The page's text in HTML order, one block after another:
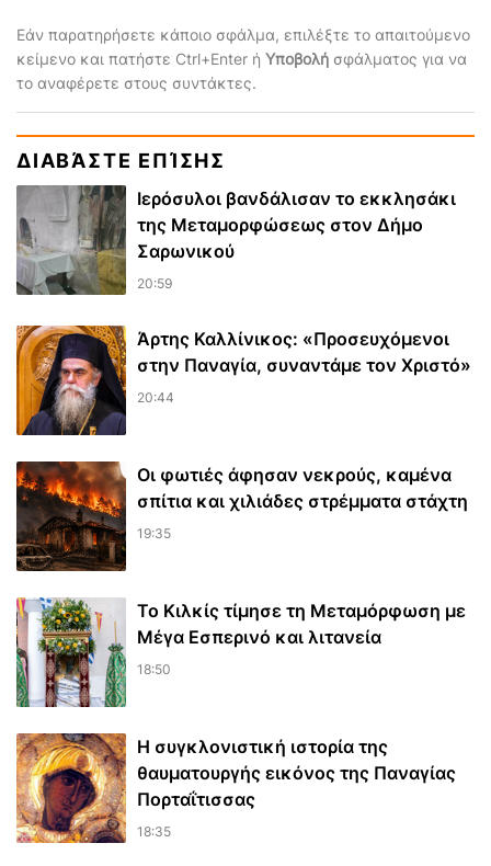
Εάν παρατηρήσετε κάποιο σφάλμα, επιλέξτε το απαιτούμενο
κείμενο και πατήστε Ctrl+Enter ή Υποβολή σφάλματος για να
το αναφέρετε στους συντάκτες.
ΔΙΑΒΆΣΤΕ ΕΠΊΣΗΣ
Ιερόσυλοι βανδάλισαν το εκκλησάκι
της Μεταμορφώσεως στον Δήμο
Σαρωνικού
20:59
Άρτης Καλλίνικος: «Προσευχόμενοι
στην Παναγία, συναντάμε τον Χριστό»
20:44
Οι φωτιές άφησαν νεκρούς, καμένα
σπίτια και χιλιάδες στρέμματα στάχτη
19:35
Το Κιλκίς τίμησε τη Μεταμόρφωση με
Μέγα Εσπερινό και λιτανεία
18:50
Η συγκλονιστική ιστορία της
θαυματουργής εικόνος της Παναγίας
Πορταΐτισσας
18:35